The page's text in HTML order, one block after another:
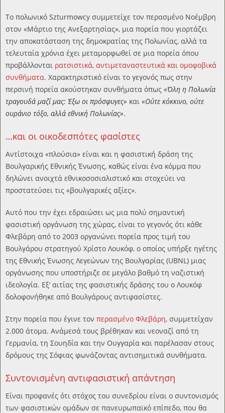
To πολωνικό Szturmowcy συμμετείχε τον περασμένο Νοέμβρη
στον «Μάρτιο της Ανεξαρτησίας», μια πορεία που γιορτάζει
την αποκατάσταση της δημοκρατίας της Πολωνίας, αλλά τα
τελευταία χρόνια έχει μεταμορφωθεί σε μια πορεία όπου
προβάλλονται ρατσιστικά, αντιμεταναστευτικά και ομοφοβικά
συνθήματα. Χαρακτηριστικό είναι το γεγονός πως στην
περσινή πορεία ακούστηκαν συνθήματα όπως «Όλη η Πολωνία
τραγουδά μαζί μας: Έξω οι πρόσφυγες» και «Ούτε κόκκινο, ούτε
ουράνιο τόξο, αλλά εθνική Πολωνίας».
…και οι οικοδεσπότες φασίστες
Αντίστοιχα «πλούσια» είναι και η φασιστική δράση της
Βουλγαρικής Εθνικής Ένωσης, καθώς είναι ένα κόμμα που
δηλώνει ανοιχτά εθνικοσοσιαλιστικό και στοχεύει να
προστατεύσει τις «βουλγαρικές αξίες».
Αυτό που την έχει εδραιώσει ως μια πολύ σημαντική
φασιστική οργάνωση της χώρας, είναι το γεγονός ότι κάθε
Φλεβάρη από το 2003 οργανώνει πορεία προς τιμή του
Βουλγάρου στρατηγού Χρίστο Λουκόφ, ο οποίος υπήρξε ηγέτης
της Εθνικής Ένωσης Λεγεώνων της Βουλγαρίας (UBNL) μιας
οργάνωσης που υποστήριζε σε μεγάλο βαθμό τη ναζιστική
ιδεολογία. Εξ’ αιτίας της φασιστικής δράσης του ο Λουκόφ
δολοφονήθηκε από Βουλγάρους αντιφασίστες.
Στην πορεία που έγινε τον περασμένο Φλεβάρη, συμμετείχαν
2.000 άτομα. Ανάμεσά τους βρέθηκαν και νεοναζί από τη
Γερμανία, τη Σουηδία και την Ουγγαρία και παρέλασαν στους
δρόμους της Σόφιας φωνάζοντας αντισημιτικά συνθήματα.
Συντονισμένη αντιφασιστική απάντηση
Είναι προφανές ότι στόχος του συνεδρίου είναι ο συντονισμός
των φασιστικών ομάδων σε πανευρωπαϊκό επίπεδο, που θα